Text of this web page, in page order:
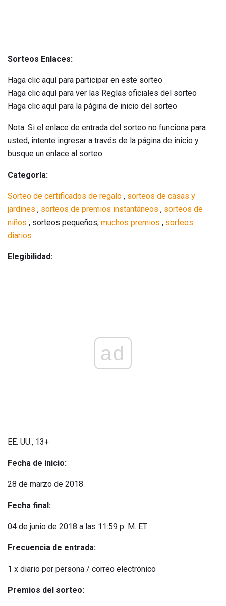
Sorteos Enlaces:
Haga clic aquí para participar en este sorteo
Haga clic aquí para ver las Reglas oficiales del sorteo
Haga clic aquí para la página de inicio del sorteo
Nota: Si el enlace de entrada del sorteo no funciona para
usted, intente ingresar a través de la página de inicio y
busque un enlace al sorteo.
Categoría:
Sorteo de certificados de regalo , sorteos de casas y
jardines , sorteos de premios instantáneos , sorteos de
niños , sorteos pequeños, muchos premios , sorteos
diarios
Elegibilidad:
ad
EE. UU., 13+
Fecha de inicio:
28 de marzo de 2018
Fecha final:
04 de junio de 2018 a las 11:59 p. M. ET
Frecuencia de entrada:
1 x diario por persona / correo electrónico
Premios del sorteo: